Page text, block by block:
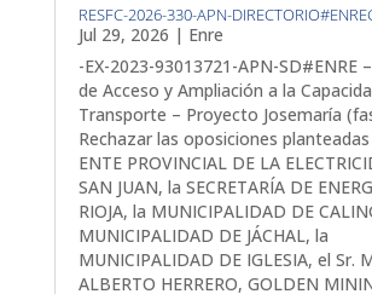
RESFC-2026-330-APN-
Jul 29, 2026 | Enre
-EX-2023-93013721-APN-SD#ENRE
de Acceso y Ampliación a la
Transporte – Proyecto Josemaría
Rechazar las oposiciones
ENTE PROVINCIAL DE LA
SAN JUAN, la SECRETARÍA DE
RIOJA, la MUNICIPALIDAD DE
MUNICIPALIDAD DE JÁCHAL, la
MUNICIPALIDAD DE IGLESIA, el Sr.
ALBERTO HERRERO, GOLDEN